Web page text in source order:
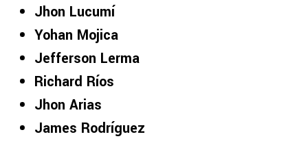
Jhon Lucumí
Yohan Mojica
Jefferson Lerma
Richard Ríos
Jhon Arias
James Rodríguez